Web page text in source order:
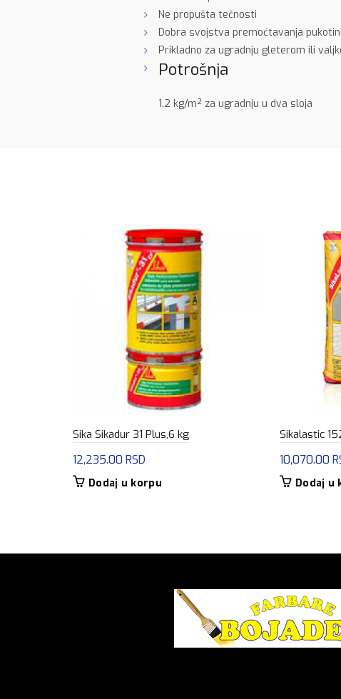
Ne propušta tečnosti
Dobra svojstva premoćtavanja
Prikladno za ugradnju gleterom ili
Potrošnja
1.2 kg/m² za ugradnju u dva sloja
Sika Sikadur 31 Plus,6 kg
12,235.00 RSD
Dodaj u korpu
Sikalastic
10,070.00
Dodaj u